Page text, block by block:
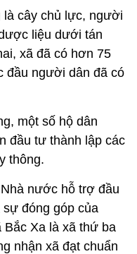
là cây chủ lực, người
liệu dưới tán
xã đã có hơn 75
đầu người dân đã có
một số hộ dân
đầu tư thành lập các
thông.
nước hỗ trợ đầu
đóng góp của
Bắc Xa là xã thứ ba
nhận xã đạt chuẩn